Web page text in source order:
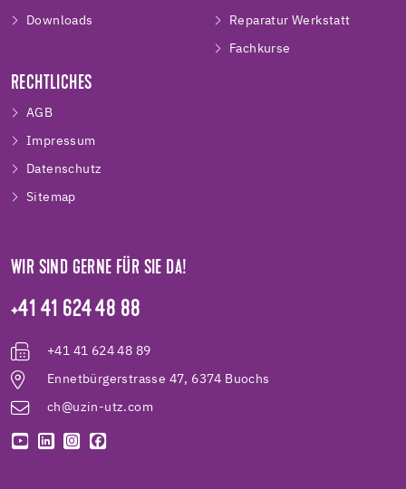
Downloads Reparatur Werkstatt
Fachkurse
RECHTLICHES
AGB
Impressum
Datenschutz
Sitemap
WIR SIND GERNE FÜR SIE DA!
+41 41 624 48 88
+41 41 624 48 89
Ennetbürgerstrasse 47, 6374 Buochs
ch@uzin-utz.com